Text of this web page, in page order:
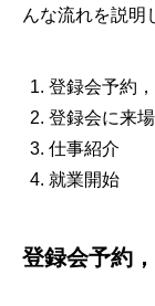
んな流れを説明
登録会予約
登録会に来
仕事紹介
就業開始
登録会予約